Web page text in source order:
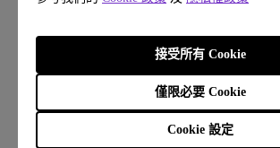
Cookie 設定
僅限必要 Cookie
接受所有 Cookie